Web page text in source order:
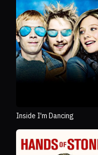
Inside I'm Dancing